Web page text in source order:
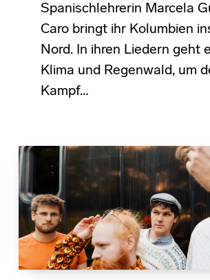
Spanischlehrerin Marcela
Caro bringt ihr Kolumbien
Nord. In ihren Liedern geht
Klima und Regenwald, um
Kampf…